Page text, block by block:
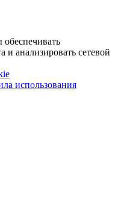
и анализировать сетевой
использования